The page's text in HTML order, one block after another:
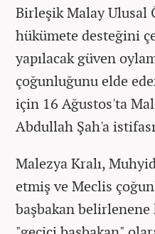
Birleşik Malay Ulusal
hükümete desteğini
yapılacak güven
çoğunluğunu elde
için 16 Ağustos'ta
Abdullah Şah'a
Malezya Kralı,
etmiş ve Meclis
başbakan